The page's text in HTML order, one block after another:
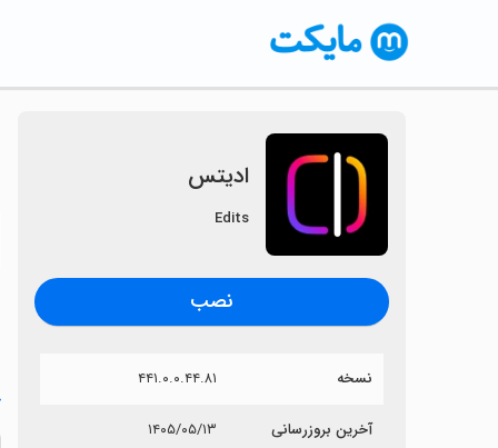
ادیتس
Edits
نصب
نسخه ۴۴۱.۰.۰.۴۴.۸۱
آخرین بروزرسانی ۱۴۰۵/۰۵/۱۳